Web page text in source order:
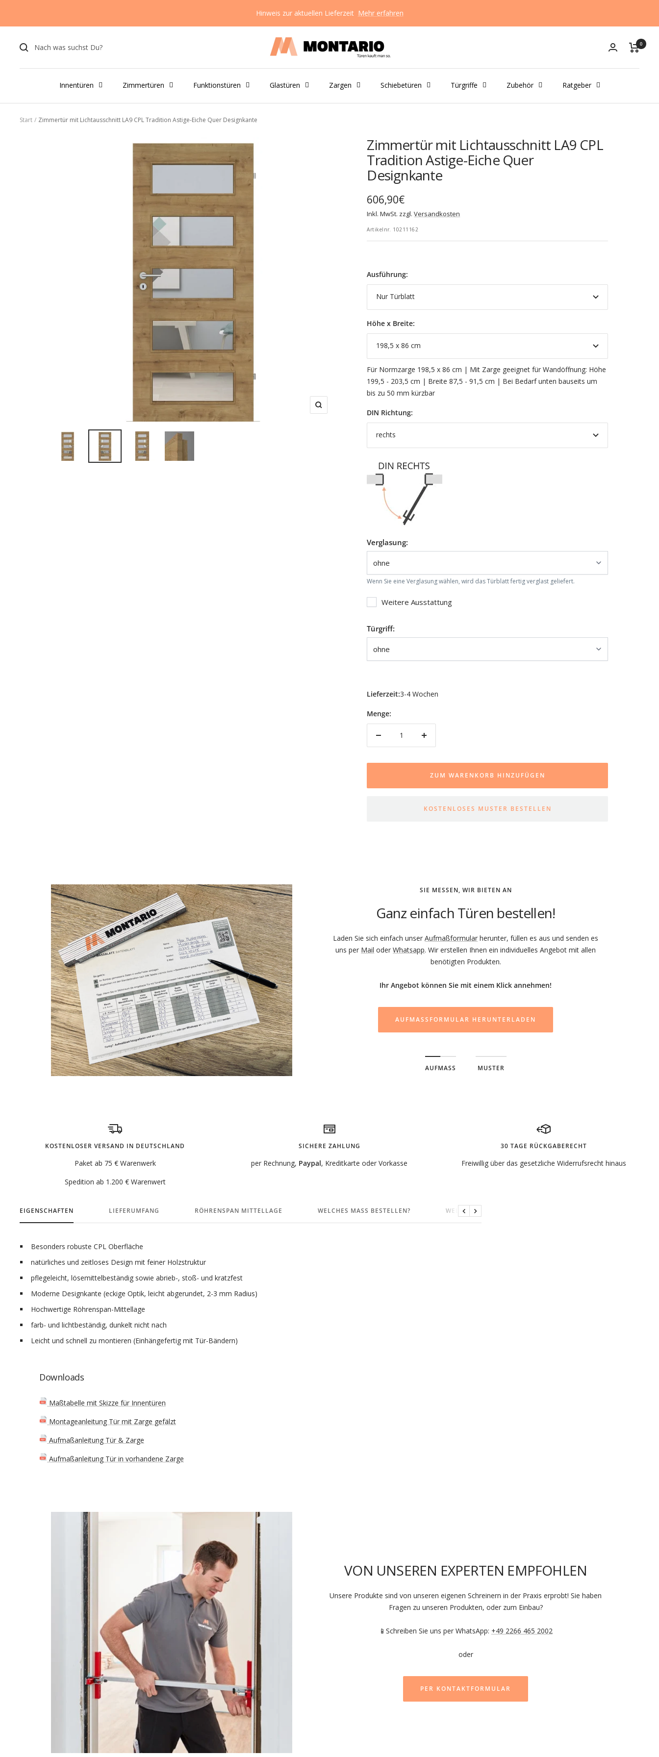
Inhalt
Hinweis zur aktuellen Lieferzeit Mehr erfahren
Montario
GmbH
0
Innentüren Zimmertüren Funktionstüren Glastüren Zargen Schiebetüren Türgriffe Zubehör Ratgeber
Start Zimmertür mit Lichtausschnitt LA9 CPL Tradition Astige-Eiche Quer Designkante
Zoom
Zimmertür mit Lichtausschnitt LA9 CPL
Tradition Astige-Eiche Quer
Designkante
Angebotspreis
606,90€
Inkl. MwSt. zzgl.Versandkosten
Artikelnr. 10211162
Ausführung:
Nur Türblatt
Höhe x Breite:
198,5 x 86 cm
Für Normzarge 198,5 x 86 cm | Mit Zarge geeignet für Wandöffnung: Höhe
199,5 - 203,5 cm | Breite 87,5 - 91,5 cm | Bei Bedarf unten bauseits um
bis zu 50 mm kürzbar
DIN Richtung:
rechts
Verglasung:
Wenn Sie eine Verglasung wählen, wird das Türblatt fertig verglast geliefert.
Weitere Ausstattung
Türgriff:
Lieferzeit:3-4 Wochen
Menge:
Menge
ZUM WARENKORB HINZUFÜGEN
KOSTENLOSES MUSTER BESTELLEN
SIE MESSEN, WIR BIETEN AN
Ganz einfach Türen bestellen!
Laden Sie sich einfach unserAufmaßformular herunter, füllen es aus und senden es
uns per Mail oderWhatsapp. Wir erstellen Ihnen ein individuelles Angebot mit allen
benötigten Produkten.
Ihr Angebot können Sie mit einem Klick annehmen!
AUFMASSFORMULAR HERUNTERLADEN
AUFMASS MUSTER
KOSTENLOSER VERSAND IN DEUTSCHLAND
Paket ab 75 € Warenwerk
Spedition ab 1.200 € Warenwert
SICHERE ZAHLUNG
per Rechnung, Paypal, Kreditkarte oder Vorkasse
30 TAGE RÜCKGABERECHT
Freiwillig über das gesetzliche Widerrufsrecht hinaus
EIGENSCHAFTEN LIEFERUMFANG RÖHRENSPAN MITTELLAGE WELCHES MASS BESTELLEN? WELCHE DIN-RICHTUNG BESTELLEN?
ZurückWeiter
Besonders robuste CPL Oberfläche
natürliches und zeitloses Design mit feiner Holzstruktur
pflegeleicht, lösemittelbeständig sowie abrieb-, stoß- und kratzfest
Moderne Designkante (eckige Optik, leicht abgerundet, 2-3 mm Radius)
Hochwertige Röhrenspan-Mittellage
farb- und lichtbeständig, dunkelt nicht nach
Leicht und schnell zu montieren (Einhängefertig mit Tür-Bändern)
Downloads
Maßtabelle mit Skizze für Innentüren
Montageanleitung Tür mit Zarge gefälzt
Aufmaßanleitung Tür & Zarge
Aufmaßanleitung Tür in vorhandene Zarge
VON UNSEREN EXPERTEN EMPFOHLEN
Unsere Produkte sind von unseren eigenen Schreinern in der Praxis erprobt! Sie haben
Fragen zu unseren Produkten, oder zum Einbau?
📱Schreiben Sie uns per WhatsApp: +49 2266 465 2002
oder
PER KONTAKTFORMULAR